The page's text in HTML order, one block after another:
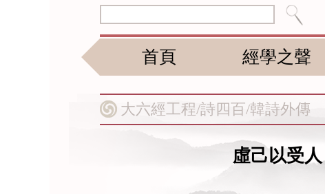
首頁 經學之聲
大六經工程/詩四百/韓詩外傳
虛己以受人